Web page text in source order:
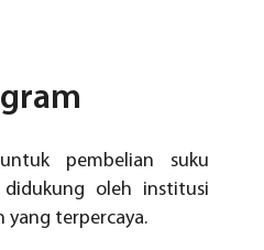
pembelian suku
oleh institusi
yang terpercaya.